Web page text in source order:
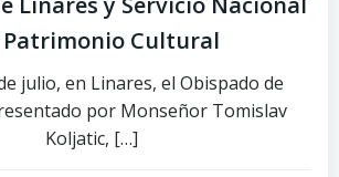
Patrimonio Cultural
julio, en Linares, el Obispado de
por Monseñor Tomislav
Koljatic, […]